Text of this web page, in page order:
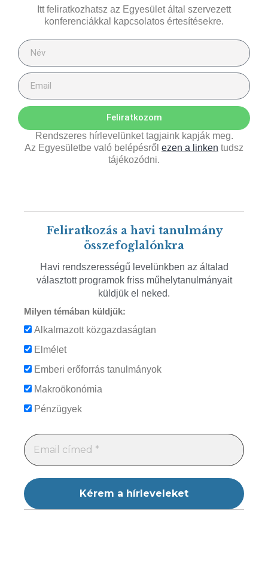
Itt feliratkozhatsz az Egyesület által szervezett
konferenciákkal kapcsolatos értesítésekre.
Feliratkozom
Rendszeres hírlevelünket tagjaink kapják meg.
Az Egyesületbe való belépésről ezen a linken tudsz
tájékozódni.
Feliratkozás a havi tanulmány
összefoglalónkra
Havi rendszerességű levelünkben az általad
választott programok friss műhelytanulmányait
küldjük el neked.
Milyen témában küldjük:
Alkalmazott közgazdaságtan
Elmélet
Emberi erőforrás tanulmányok
Makroökonómia
Pénzügyek